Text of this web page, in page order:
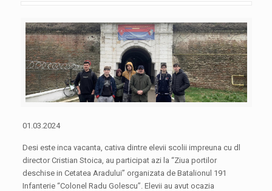
01.03.2024
Desi este inca vacanta, cativa dintre elevii scolii impreuna cu dl
director Cristian Stoica, au participat azi la “Ziua portilor
deschise in Cetatea Aradului” organizata de Batalionul 191
Infanterie “Colonel Radu Golescu”. Elevii au avut ocazia